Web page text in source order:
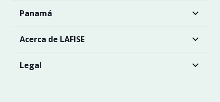
Panamá
Acerca de LAFISE
Legal